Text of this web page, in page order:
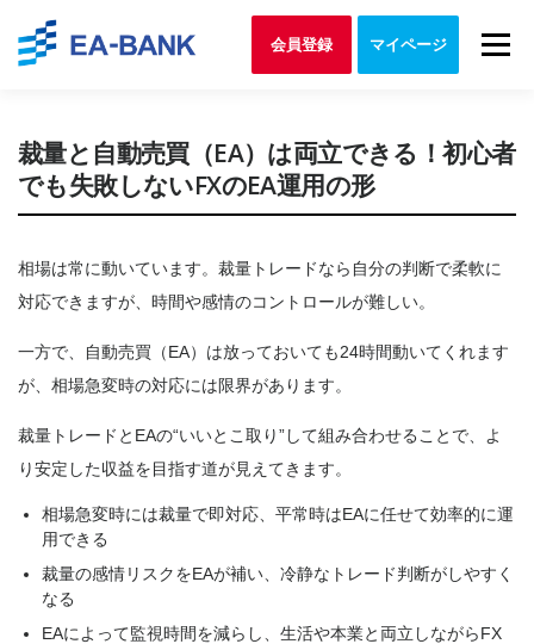
Menu
会員登録 マイページ
裁量と自動売買（EA）は両立できる！初心者
でも失敗しないFXのEA運用の形
相場は常に動いています。裁量トレードなら自分の判断で柔軟に
対応できますが、時間や感情のコントロールが難しい。
一方で、自動売買（EA）は放っておいても24時間動いてくれます
が、相場急変時の対応には限界があります。
裁量トレードとEAの“いいとこ取り”して組み合わせることで、よ
り安定した収益を目指す道が見えてきます。
相場急変時には裁量で即対応、平常時はEAに任せて効率的に運
用できる
裁量の感情リスクをEAが補い、冷静なトレード判断がしやすく
なる
EAによって監視時間を減らし、生活や本業と両立しながらFX